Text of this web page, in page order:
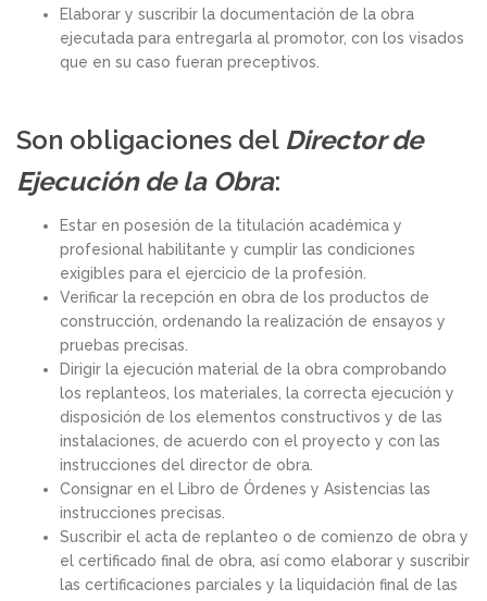
Elaborar y suscribir la documentación de la obra
ejecutada para entregarla al promotor, con los visados
que en su caso fueran preceptivos.
Son obligaciones del Director de
Ejecución de la Obra:
Estar en posesión de la titulación académica y
profesional habilitante y cumplir las condiciones
exigibles para el ejercicio de la profesión.
Verificar la recepción en obra de los productos de
construcción, ordenando la realización de ensayos y
pruebas precisas.
Dirigir la ejecución material de la obra comprobando
los replanteos, los materiales, la correcta ejecución y
disposición de los elementos constructivos y de las
instalaciones, de acuerdo con el proyecto y con las
instrucciones del director de obra.
Consignar en el Libro de Órdenes y Asistencias las
instrucciones precisas.
Suscribir el acta de replanteo o de comienzo de obra y
el certificado final de obra, así como elaborar y suscribir
las certificaciones parciales y la liquidación final de las